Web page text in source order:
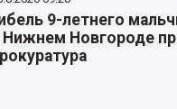
9-летнего
Нижнем Новгороде